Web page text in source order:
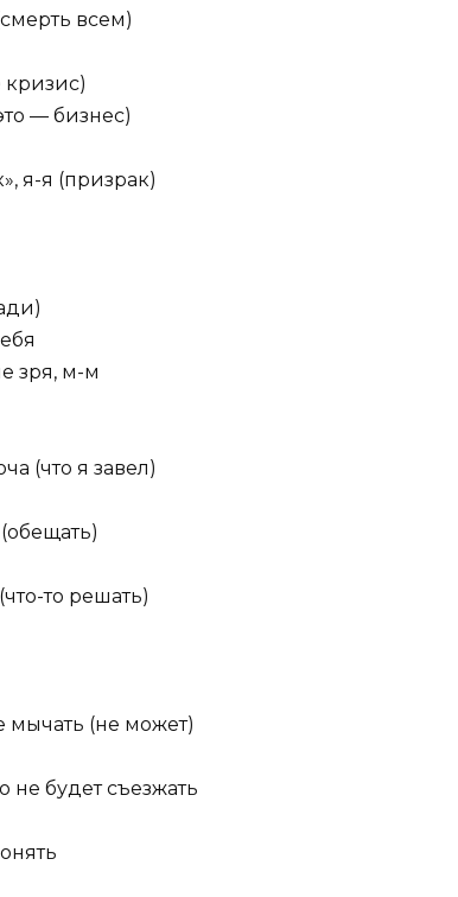
всем)
кризис)
— бизнес)
я-я (призрак)
зря, м-м
(что я завел)
то решать)
мычать (не может)
не будет съезжать